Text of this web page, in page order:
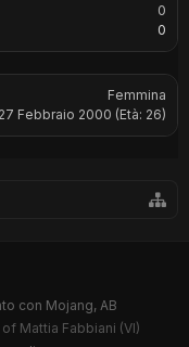
0
0
Femmina
27 Febbraio 2000 (Età: 26)
con Mojang, AB
Mattia Fabbiani (VI)